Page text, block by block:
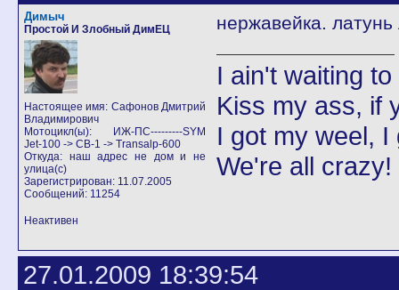
Димыч
Простой И Злобный ДимЕЦ
Настоящее имя: Сафонов Дмитрий
Владимирович
Мотоцикл(ы): ИЖ-ПС---------SYM
Jet-100 -> CB-1 -> Transalp-600
Откуда: наш адрес не дом и не
улица(с)
Зарегистрирован: 11.07.2005
Сообщений: 11254
нержавейка. латунь
I ain't waiting
Kiss my ass, if
I got my weel,
We're all
Неактивен
27.01.2009 18:39:54